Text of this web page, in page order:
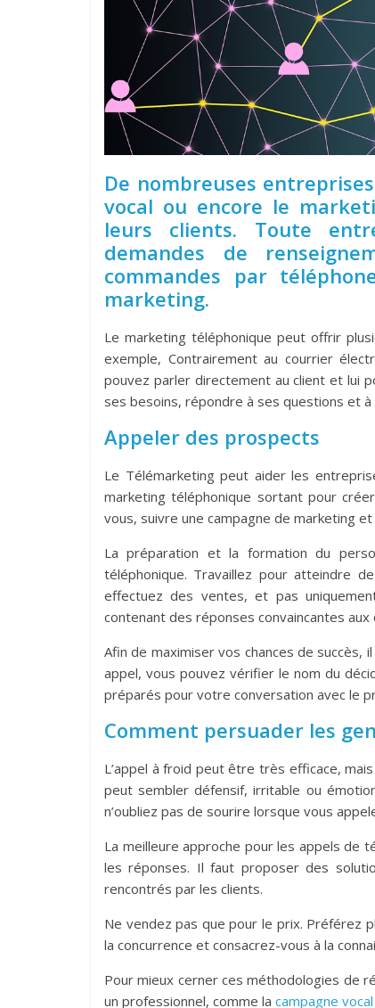
De nombreuses
vocal ou encore le
leurs clients. Toute
demandes de
commandes par
marketing.
Le marketing téléphonique peut offrir
exemple, Contrairement au courrier
pouvez parler directement au client et lui
ses besoins, répondre à ses questions et
Appeler des prospects
Le Télémarketing peut aider les
marketing téléphonique sortant pour
vous, suivre une campagne de marketing
La préparation et la formation du
téléphonique. Travaillez pour atteindre
effectuez des ventes, et pas
contenant des réponses convaincantes
Afin de maximiser vos chances de succès,
appel, vous pouvez vérifier le nom du
préparés pour votre conversation avec le
Comment persuader les
L’appel à froid peut être très efficace,
peut sembler défensif, irritable ou
n’oubliez pas de sourire lorsque vous
La meilleure approche pour les appels de
les réponses. Il faut proposer des
rencontrés par les clients.
Ne vendez pas que pour le prix. Préférez
la concurrence et consacrez-vous à la
Pour mieux cerner ces méthodologies de
un professionnel, comme la campagne